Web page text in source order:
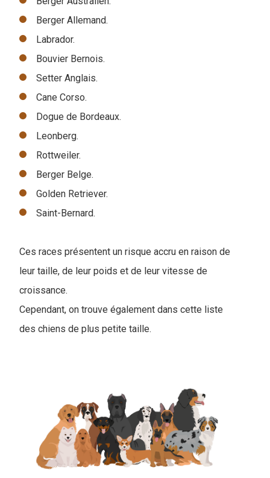
Berger Allemand.
Labrador.
Bouvier Bernois.
Setter Anglais.
Cane Corso.
Dogue de Bordeaux.
Leonberg.
Rottweiler.
Berger Belge.
Golden Retriever.
Saint-Bernard.
Ces races présentent un risque accru en raison de
leur taille, de leur poids et de leur vitesse de
croissance.
Cependant, on trouve également dans cette liste
des chiens de plus petite taille.